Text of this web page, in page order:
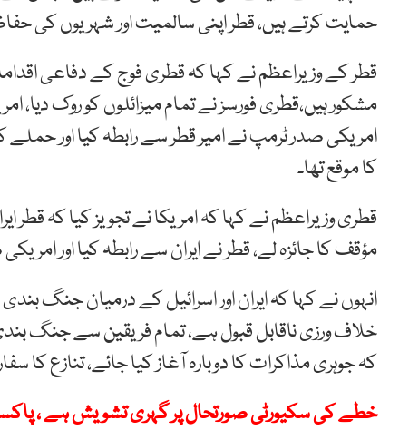
حمایت کرتے ہیں، قطر اپنی سالمیت اور شہریوں کی
قطر کے وزیراعظم نے کہا کہ قطری فوج کے دفاعی
مشکور ہیں،قطری فورسز نے تمام میزائلوں کو روک
امریکی صدر ٹرمپ نے امیر قطر سے رابطہ کیا اور
کا موقع تھا۔
قطری وزیراعظم نے کہا کہ امریکا نے تجویز کیا کہ
مؤقف کا جائزہ لے، قطر نے ایران سے رابطہ کیا اور
انہوں نے کہا کہ ایران اور اسرائیل کے درمیان جنگ
خلاف ورزی ناقابل قبول ہے، تمام فریقین سے جنگ بندی
کہ جوہری مذاکرات کا دوبارہ آغاز کیا جائے، تنازع کا
خطے کی سکیورٹی صورتحال پر گہری تشویش ہے ،